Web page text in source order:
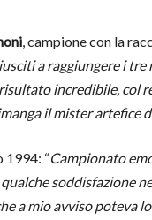
, campione con la
a raggiungere i
incredibile, col
il mister
1994: “Campionato
soddisfazione
a mio avviso poteva